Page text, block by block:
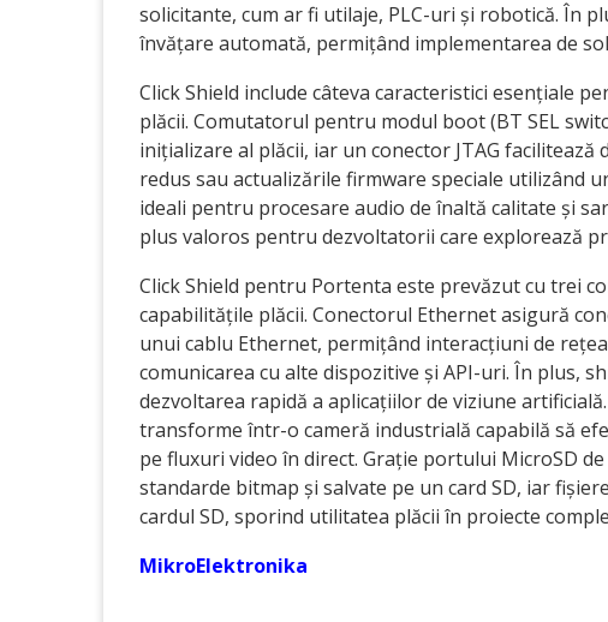
solicitante, cum ar fi utilaje, PLC-uri și robotică. În
învățare automată, permițând implementarea de
Click Shield include câteva caracteristici esențiale
plăcii. Comutatorul pentru modul boot (BT SEL
inițializare al plăcii, iar un conector JTAG
redus sau actualizările firmware speciale utilizând
ideali pentru procesare audio de înaltă calitate și
plus valoros pentru dezvoltatorii care explorează
Click Shield pentru Portenta este prevăzut cu trei
capabilitățile plăcii. Conectorul Ethernet asigură
unui cablu Ethernet, permițând interacțiuni de
comunicarea cu alte dispozitive și API-uri. În plus,
dezvoltarea rapidă a aplicațiilor de viziune
transforme într-o cameră industrială capabilă să
pe fluxuri video în direct. Grație portului MicroSD
standarde bitmap și salvate pe un card SD, iar
cardul SD, sporind utilitatea plăcii în proiecte
MikroElektronika